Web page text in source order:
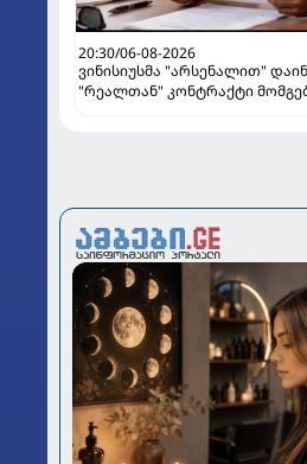
20:30/06-08-2026
ვინისიუსმა "არსენალით"
"რეალთან" კონტრაქტი